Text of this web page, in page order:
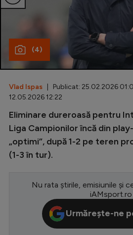
Special
Diverse
Inedit
Clasamente
Champions League
CM 2026
Premier League
(4)
Vlad Ispas | Publicat: 25.02.2026
12.05.2026 12:22
Eliminare dureroasă pentru
Liga Campionilor încă din
„optimi”, după 1-2 pe teren
(1-3 în tur).
Nu rata știrile, emisiunile și
iAMsport.ro
Urmărește-ne